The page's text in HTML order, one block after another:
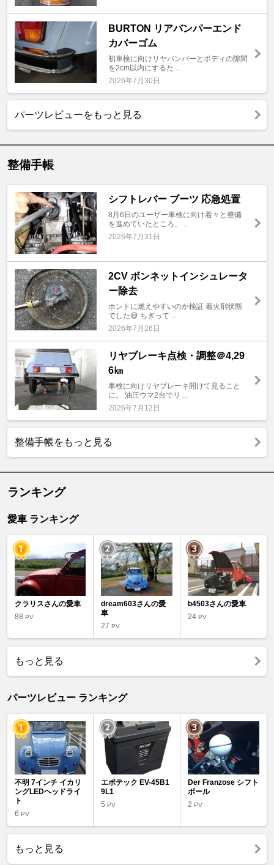
BURTON リアバンパーエンド
カバーゴム
初車検に向けリヤバンパーとボディの隙間
を2cm以内にするた ...
2026年7月30日
パーツレビューをもっと見る
整備手帳
シフトレバー ブーツ 応急処置
8月6日のユーザー車検に向け着々と整備
を進めていたところ、 ...
2026年7月31日
2CV ボンネットインシュレータ
ー除去
ホントに燃えやすいのか検証 着火剤状態
でした😅 ちぎって ...
2026年7月26日
リヤブレーキ点検・調整＠4,29
6㎞
車検に向けリヤブレーキ開けて見ること
に。 油圧ウマ2台でリ ...
2026年7月12日
整備手帳をもっと見る
ランキング
愛車 ランキング
クラリスさんの愛車
88 PV
dream603さんの愛
車
27PV
b4503さんの愛車
24 PV
もっと見る
パーツレビュー ランキング
不明 7インチ イカリ
ングLEDヘッドライ
ト
6 PV
エボテック EV-45B1
9L1
5PV
Der Franzose シフト
ボール
2 PV
もっと見る